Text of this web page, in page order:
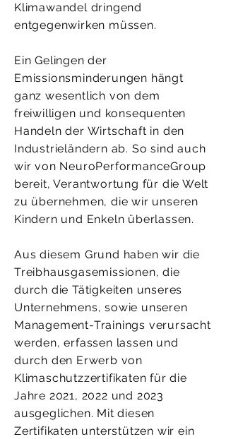
Klimawandel dringend
entgegenwirken müssen.
Ein Gelingen der
Emissionsminderungen hängt
ganz wesentlich von dem
freiwilligen und konsequenten
Handeln der Wirtschaft in den
Industrieländern ab. So sind auch
wir von NeuroPerformanceGroup
bereit, Verantwortung für die Welt
zu übernehmen, die wir unseren
Kindern und Enkeln überlassen.
Aus diesem Grund haben wir die
Treibhausgasemissionen, die
durch die Tätigkeiten unseres
Unternehmens, sowie unseren
Management-Trainings verursacht
werden, erfassen lassen und
durch den Erwerb von
Klimaschutzzertifikaten für die
Jahre 2021, 2022 und 2023
ausgeglichen. Mit diesen
Zertifikaten unterstützen wir ein